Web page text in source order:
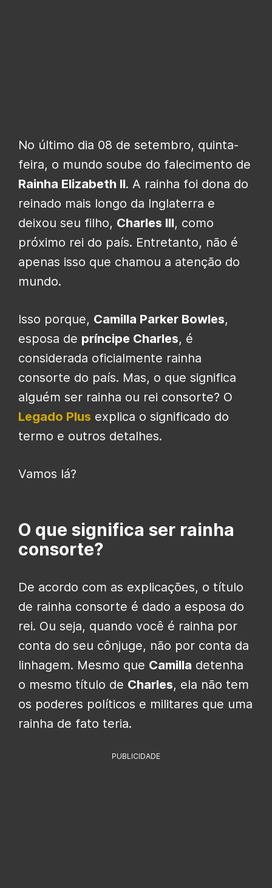
No último dia 08 de setembro, quinta-
feira, o mundo soube do falecimento de
Rainha Elizabeth II. A rainha foi dona do
reinado mais longo da Inglaterra e
deixou seu filho, Charles III, como
próximo rei do país. Entretanto, não é
apenas isso que chamou a atenção do
mundo.
Isso porque, Camilla Parker Bowles,
esposa de príncipe Charles, é
considerada oficialmente rainha
consorte do país. Mas, o que significa
alguém ser rainha ou rei consorte? O
Legado Plus explica o significado do
termo e outros detalhes.
Vamos lá?
O que significa ser rainha
consorte?
De acordo com as explicações, o título
de rainha consorte é dado a esposa do
rei. Ou seja, quando você é rainha por
conta do seu cônjuge, não por conta da
linhagem. Mesmo que Camilla detenha
o mesmo título de Charles, ela não tem
os poderes políticos e militares que uma
rainha de fato teria.
PUBLICIDADE